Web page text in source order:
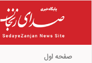
صفحه اول